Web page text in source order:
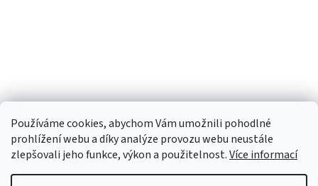
Používáme cookies, abychom Vám umožnili pohodlné
prohlížení webu a díky analýze provozu webu neustále
zlepšovali jeho funkce, výkon a použitelnost.Více informací